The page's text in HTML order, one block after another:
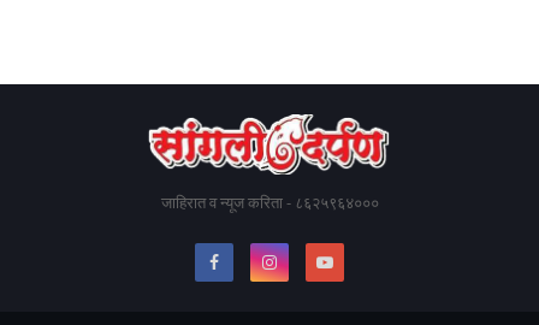
जाहिरात व न्यूज करिता - ८६२५९६४०००